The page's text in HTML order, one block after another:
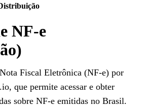
NF-e
Fiscal Eletrônica (NF-e) por
que permite acessar e obter
sobre NF-e emitidas no Brasil.